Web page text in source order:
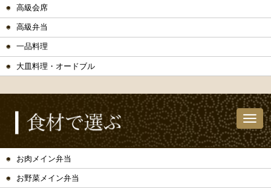
高級会席
高級弁当
一品料理
大皿料理・オードブル
お肉メイン弁当
お野菜メイン弁当